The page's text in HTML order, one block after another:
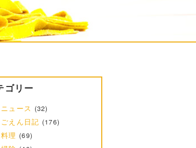
ゴリー
ニュース (32)
ごえん日記 (176)
料理 (69)